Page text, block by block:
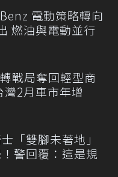
電動策略轉向
燃油與電動並行
戰局奪回輕型商
灣2月車市年增
「雙腳未著地」
警回覆：這是規